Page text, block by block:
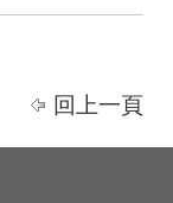
回上一頁